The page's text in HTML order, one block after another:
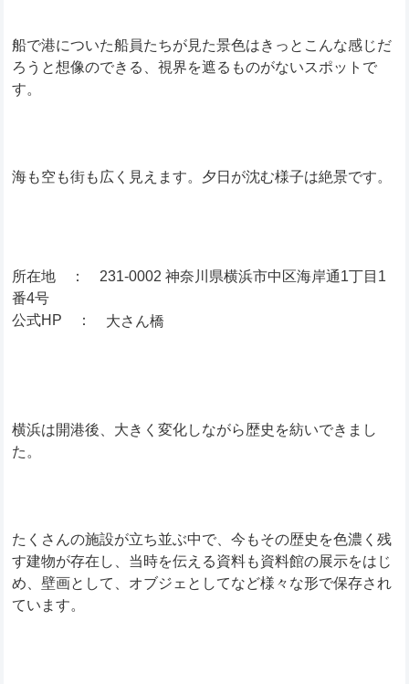
船で港についた船員たちが見た景色はきっとこんな感じだ
ろうと想像のできる、視界を遮るものがないスポットで
す。
海も空も街も広く見えます。夕日が沈む様子は絶景です。
所在地 ： 231-0002 神奈川県横浜市中区海岸通1丁目1
番4号
公式HP ： 大さん橋
横浜は開港後、大きく変化しながら歴史を紡いできまし
た。
たくさんの施設が立ち並ぶ中で、今もその歴史を色濃く残
す建物が存在し、当時を伝える資料も資料館の展示をはじ
め、壁画として、オブジェとしてなど様々な形で保存され
ています。